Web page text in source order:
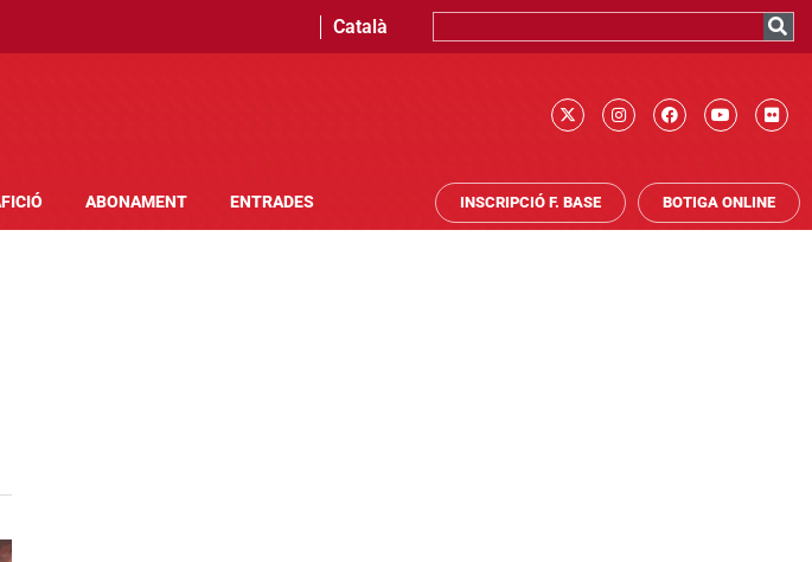
Català
ABONAMENT ENTRADES INSCRIPCIÓ F. BASE BOTIGA ONLINE